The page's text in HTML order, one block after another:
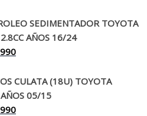
actual
es:
SEDIMENTADOR TOYOTA
AÑOS 16/24
El
actual
es:
$17.990.
CULATA (18U) TOYOTA
05/15
El